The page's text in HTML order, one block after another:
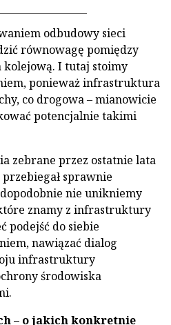
odbudowy sieci
równowagę pomiędzy
I tutaj stoimy
ponieważ infrastruktura
co drogowa – mianowicie
potencjalnie takimi
zebrane przez ostatnie lata
sprawnie
nie unikniemy
znamy z infrastruktury
podejść do siebie
nawiązać dialog
infrastruktury
środowiska
– o jakich konkretnie